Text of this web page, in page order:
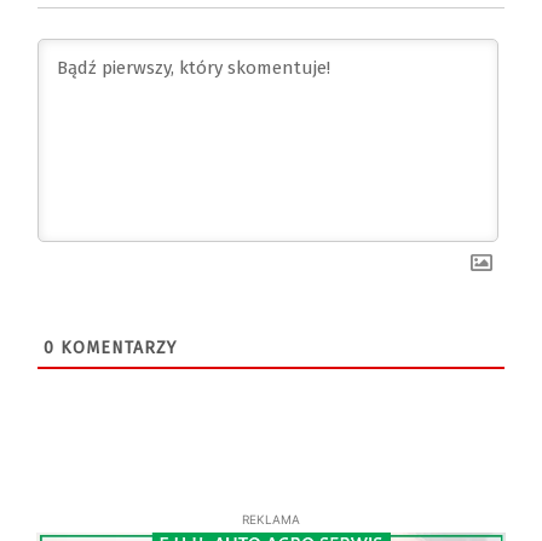
0 KOMENTARZY
REKLAMA